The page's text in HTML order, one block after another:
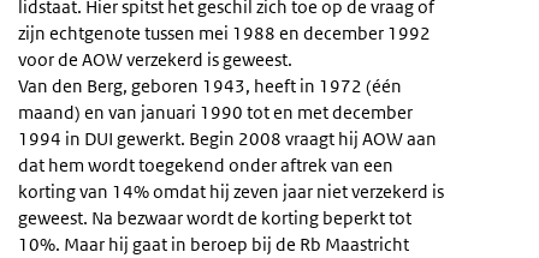
lidstaat. Hier spitst het geschil zich toe op de vraag of
zijn echtgenote tussen mei 1988 en december 1992
voor de AOW verzekerd is geweest.
Van den Berg, geboren 1943, heeft in 1972 (één
maand) en van januari 1990 tot en met december
1994 in DUI gewerkt. Begin 2008 vraagt hij AOW aan
dat hem wordt toegekend onder aftrek van een
korting van 14% omdat hij zeven jaar niet verzekerd is
geweest. Na bezwaar wordt de korting beperkt tot
10%. Maar hij gaat in beroep bij de Rb Maastricht